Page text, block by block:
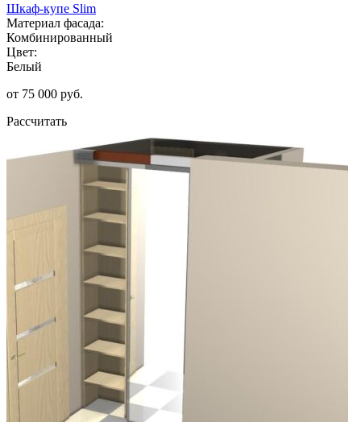
Шкаф-купе Slim
Материал фасада:
Комбинированный
Цвет:
Белый
от 75 000 руб.
Рассчитать